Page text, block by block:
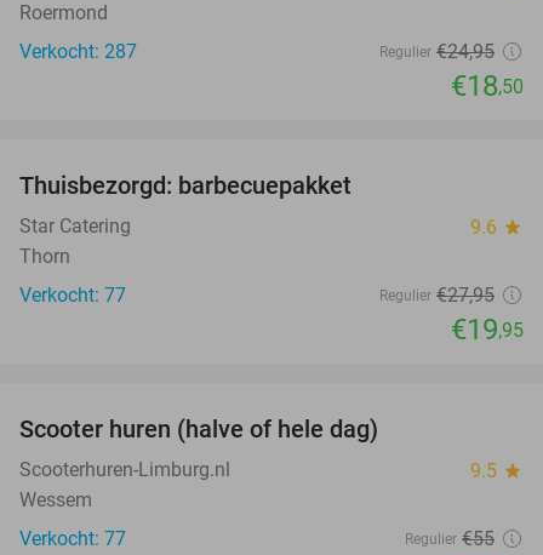
Roermond
Verkocht: 287
Regulier €24,95
€18,50
Thuisbezorgd: barbecuepakket
Star Catering 9.6 star
Thorn
Verkocht: 77
Regulier €27,95
€19,95
Scooter huren (halve of hele dag)
Scooterhuren-Limburg.nl 9.5 star
Wessem
Verkocht: 77
Regulier €55